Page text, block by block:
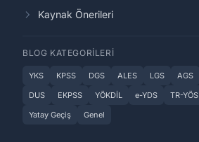
Kaynak Önerileri
BLOG KATEGORILERI
YKS KPSS DGS ALES LGS AGS
DUS
EKPSS YÖKDİL e-YDS TR-YÖS
Yatay Geçiş
Genel